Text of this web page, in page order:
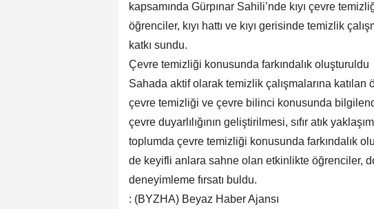
kapsamında Gürpınar Sahili’nde kıyı çevre
öğrenciler, kıyı hattı ve kıyı gerisinde temizlik
katkı sundu.
Çevre temizliği konusunda farkındalık oluşturuldu
Sahada aktif olarak temizlik çalışmalarına
çevre temizliği ve çevre bilinci konusunda
çevre duyarlılığının geliştirilmesi, sıfır atık
toplumda çevre temizliği konusunda farkındalık
de keyifli anlara sahne olan etkinlikte öğrenciler,
deneyimleme fırsatı buldu.
: (BYZHA) Beyaz Haber Ajansı